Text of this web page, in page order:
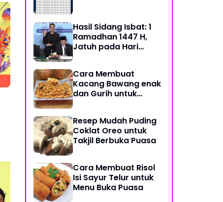
Hasil Sidang Isbat: 1
Ramadhan 1447 H,
Jatuh pada Hari
Cara Membuat
Kacang Bawang enak
dan Gurih untuk
Resep Mudah Puding
Coklat Oreo untuk
Takjil Berbuka Puasa
Cara Membuat Risol
Isi Sayur Telur untuk
Menu Buka Puasa